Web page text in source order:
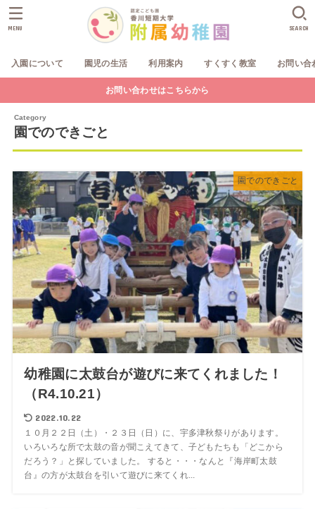
入園について 園児の生活 利用案内 すくすく教室 お問い合
SEARCH
MENU
お問い合わせはこちらから
園でのできごと
園でのできごと
幼稚園に太鼓台が遊びに来てくれました！
（R4.10.21）
2022.10.22
１０月２２日（土）・２３日（日）に、宇多津秋祭りがあります。
いろいろな所で太鼓の音が聞こえてきて、子どもたちも「どこから
だろう？」と探していました。 すると・・・なんと『海岸町太鼓
台』の方が太鼓台を引いて遊びに来てくれ...